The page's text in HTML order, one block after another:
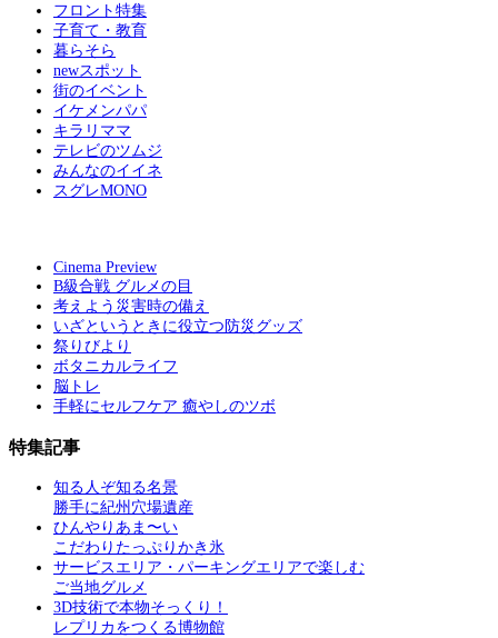
フロント特集
子育て・教育
暮らそら
newスポット
街のイベント
イケメンパパ
キラリママ
テレビのツムジ
みんなのイイネ
スグレMONO
Cinema Preview
B級合戦 グルメの目
考えよう災害時の備え
いざというときに役立つ防災グッズ
祭りびより
ボタニカルライフ
脳トレ
手軽にセルフケア 癒やしのツボ
特集記事
知る人ぞ知る名景
勝手に紀州穴場遺産
ひんやりあま〜い
こだわりたっぷりかき氷
サービスエリア・パーキングエリアで楽しむ
ご当地グルメ
3D技術で本物そっくり！
レプリカをつくる博物館